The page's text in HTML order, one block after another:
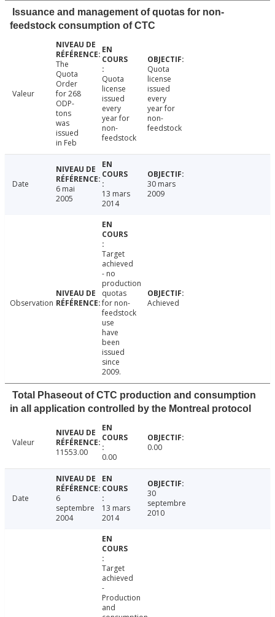
Issuance and management of quotas for non-
feedstock consumption of CTC
Valeur
The
Quota
Order
for 268
ODP-
tons
was
issued
in Feb
Quota
license
issued
every
year for
non-
feedstock
Quota
license
issued
every
year for
non-
feedstock
Date
6 mai
2005
13 mars
2014
30 mars
2009
Observation
Target
achieved
- no
production
quotas
for non-
feedstock
use
have
been
issued
since
2009.
Achieved
Total Phaseout of CTC production and consumption
in all application controlled by the Montreal protocol
Valeur
11553.00
0.00
0.00
Date
6
septembre
2004
13 mars
2014
30
septembre
2010
Target
achieved
-
Production
and